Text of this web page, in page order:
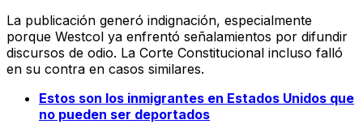
La publicación generó indignación, especialmente
porque Westcol ya enfrentó señalamientos por difundir
discursos de odio. La Corte Constitucional incluso falló
en su contra en casos similares.
Estos son los inmigrantes en Estados Unidos que
no pueden ser deportados